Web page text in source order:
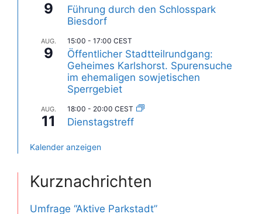
9
Führung durch den Schlosspark
Biesdorf
AUG.
9
15:00 - 17:00 CEST
Öffentlicher Stadtteilrundgang:
Geheimes Karlshorst. Spurensuche
im ehemaligen sowjetischen
Sperrgebiet
AUG.
11
18:00 - 20:00 CEST
Dienstagstreff
Kalender anzeigen
Kurznachrichten
Umfrage “Aktive Parkstadt”